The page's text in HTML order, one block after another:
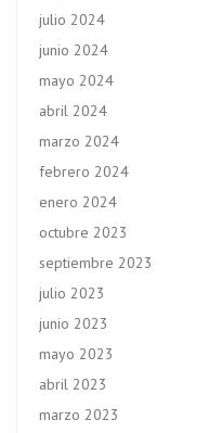
julio 2024
junio 2024
mayo 2024
abril 2024
marzo 2024
febrero 2024
enero 2024
octubre 2023
septiembre 2023
julio 2023
junio 2023
mayo 2023
abril 2023
marzo 2023